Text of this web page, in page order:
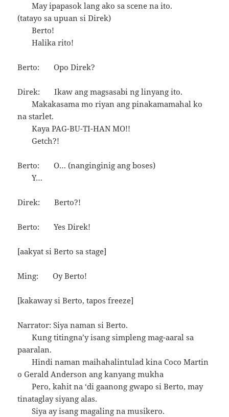
May ipapasok lang ako sa scene na ito.
(tatayo sa upuan si Direk)
Berto!
Halika rito!
Berto: Opo Direk?
Direk: Ikaw ang magsasabi ng linyang ito.
Makakasama mo riyan ang pinakamamahal ko
na starlet.
Kaya PAG-BU-TI-HAN MO!!
Getch?!
Berto: O… (nanginginig ang boses)
Y…
Direk: Berto?!
Berto: Yes Direk!
[aakyat si Berto sa stage]
Ming: Oy Berto!
[kakaway si Berto, tapos freeze]
Narrator: Siya naman si Berto.
Kung titingna’y isang simpleng mag-aaral sa
paaralan.
Hindi naman maihahalintulad kina Coco Martin
o Gerald Anderson ang kanyang mukha
Pero, kahit na ‘di gaanong gwapo si Berto, may
tinataglay siyang alas.
Siya ay isang magaling na musikero.